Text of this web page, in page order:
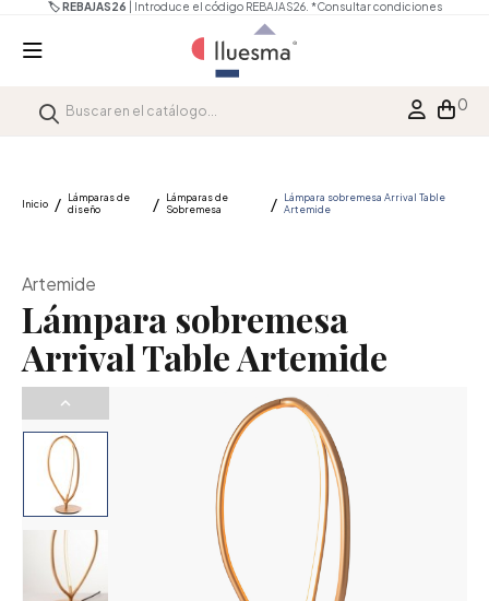
🏷️ REBAJAS26 | Introduce el código REBAJAS26. *Consultar condiciones
0
Inicio
Lámparas de
diseño
Lámparas de
Sobremesa
Lámpara sobremesa Arrival Table
Artemide
Artemide
Lámpara sobremesa
Arrival Table Artemide